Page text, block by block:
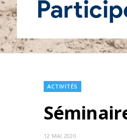
ACTIVITÉS
12 MAI 2020